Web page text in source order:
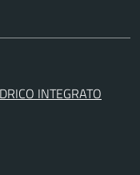
INTEGRATO